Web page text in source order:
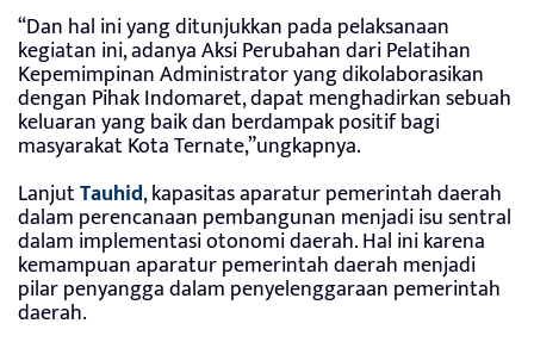
“Dan hal ini yang ditunjukkan pada pelaksanaan
kegiatan ini, adanya Aksi Perubahan dari Pelatihan
Kepemimpinan Administrator yang dikolaborasikan
dengan Pihak Indomaret, dapat menghadirkan sebuah
keluaran yang baik dan berdampak positif bagi
masyarakat Kota Ternate,”ungkapnya.
LanjutTauhid, kapasitas aparatur pemerintah daerah
dalam perencanaan pembangunan menjadi isu sentral
dalam implementasi otonomi daerah. Hal ini karena
kemampuan aparatur pemerintah daerah menjadi
pilar penyangga dalam penyelenggaraan pemerintah
daerah.